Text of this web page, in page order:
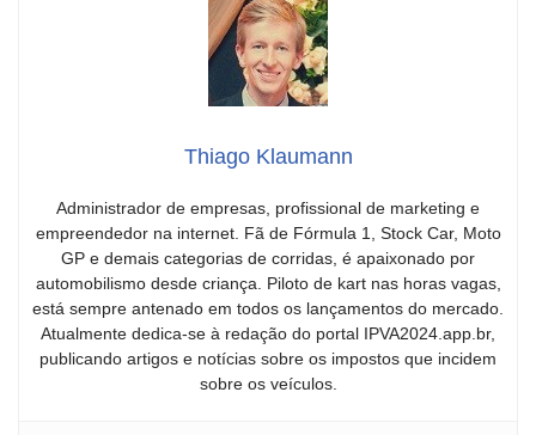
Thiago Klaumann
Administrador de empresas, profissional de marketing e
empreendedor na internet. Fã de Fórmula 1, Stock Car, Moto
GP e demais categorias de corridas, é apaixonado por
automobilismo desde criança. Piloto de kart nas horas vagas,
está sempre antenado em todos os lançamentos do mercado.
Atualmente dedica-se à redação do portal IPVA2024.app.br,
publicando artigos e notícias sobre os impostos que incidem
sobre os veículos.